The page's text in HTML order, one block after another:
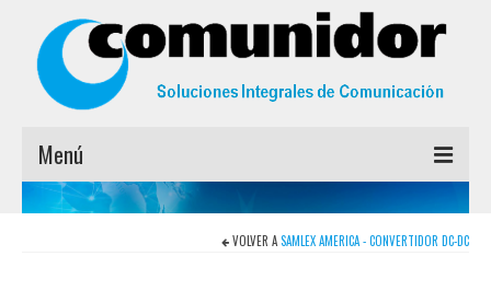
Menú
INICIO
VOLVER ASAMLEX AMERICA - CONVERTIDOR DC-DC